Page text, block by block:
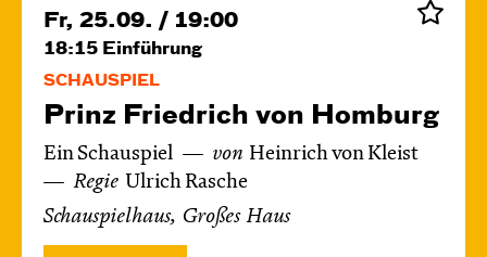
Fr, 25.09. / 19:00
18:15 Einführung
SCHAUSPIEL
Prinz Friedrich von Homburg
Ein Schauspiel von Heinrich von Kleist
Regie Ulrich Rasche
Schauspielhaus, Großes Haus